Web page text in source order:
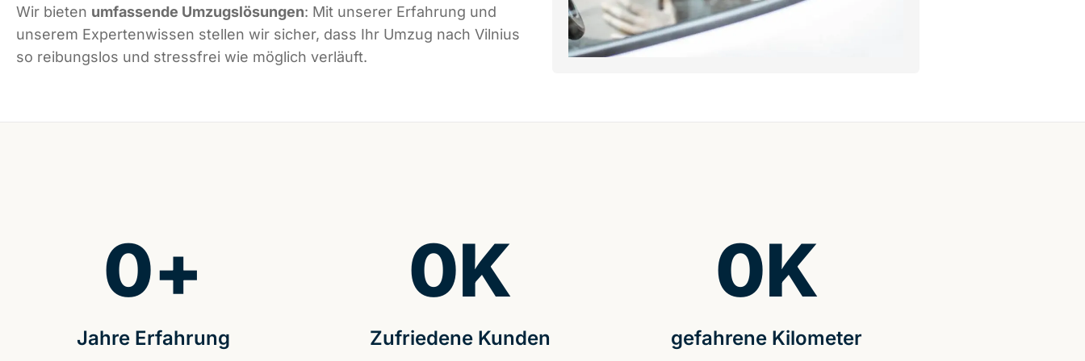
Wir bieten umfassende Umzugslösungen: Mit unserer Erfahrung und
unserem Expertenwissen stellen wir sicher, dass Ihr Umzug nach Vilnius
so reibungslos und stressfrei wie möglich verläuft.
Jahre Erfahrung
0+
Zufriedene Kunden
0K
gefahrene Kilometer
0K